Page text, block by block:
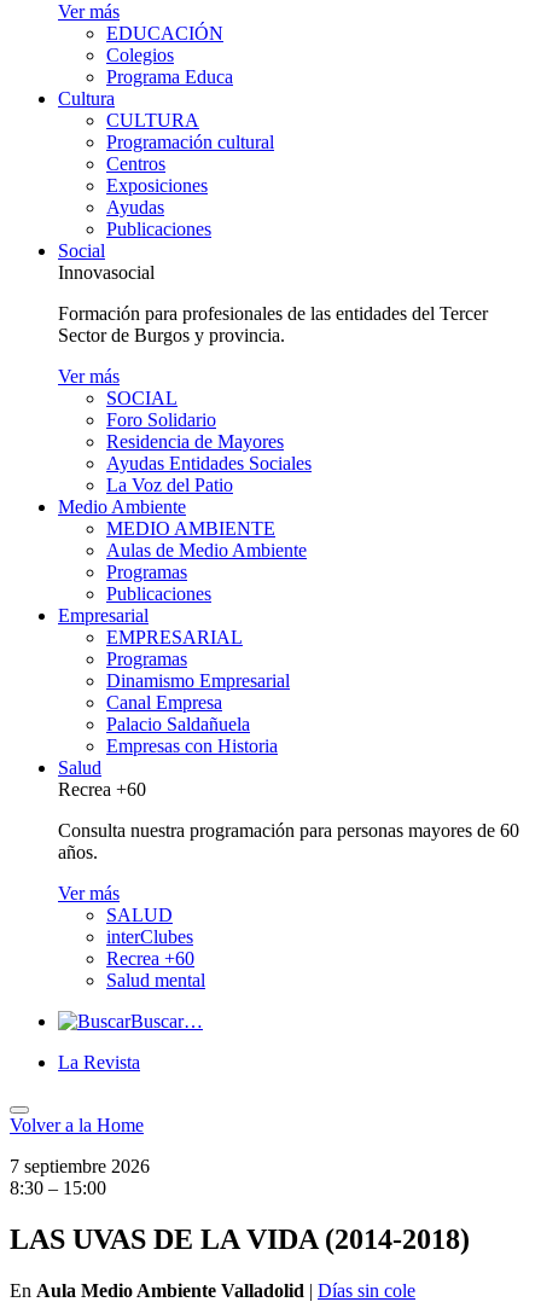
Ver más
EDUCACIÓN
Colegios
Programa Educa
Cultura
CULTURA
Programación cultural
Centros
Exposiciones
Ayudas
Publicaciones
Social
Innovasocial
Formación para profesionales de las entidades del Tercer
Sector de Burgos y provincia.
Ver más
SOCIAL
Foro Solidario
Residencia de Mayores
Ayudas Entidades Sociales
La Voz del Patio
Medio Ambiente
MEDIO AMBIENTE
Aulas de Medio Ambiente
Programas
Publicaciones
Empresarial
EMPRESARIAL
Programas
Dinamismo Empresarial
Canal Empresa
Palacio Saldañuela
Empresas con Historia
Salud
Recrea +60
Consulta nuestra programación para personas mayores de 60
años.
Ver más
SALUD
interClubes
Recrea +60
Salud mental
Buscar…
La Revista
Volver a la Home
7 septiembre 2026
8:30 – 15:00
LAS UVAS DE LA VIDA (2014-2018)
En Aula Medio Ambiente Valladolid | Días sin cole